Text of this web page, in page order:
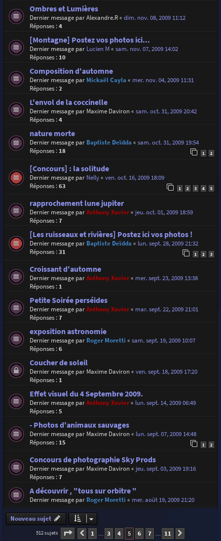
Ombres et Lumières
Dernier message parAlexandre.R« dim. nov. 08, 2009 11:12
Réponses :4
[Montagne] Postez vos photos ici...
Dernier message par Lucien M« sam. nov. 07, 2009 14:02
Réponses : 10
Composition d'automne
Dernier message par Mickaël Cayla « mer. nov. 04, 2009 11:31
Réponses :2
L'envol de la coccinelle
Dernier message par Maxime Daviron« sam. oct. 31, 2009 20:42
Réponses :4
nature morte
Dernier message par Baptiste Deïdda « sam. oct. 31, 2009 19:54
Réponses : 18 1 2
[Concours] : la solitude
Dernier message par Nelly« ven. oct. 16, 2009 18:09
Réponses :63 1 2 3 4 5
rapprochement lune jupiter
Dernier message parAnthony Xavier« jeu. oct. 01, 2009 18:59
Réponses :7
[Les ruisseaux et rivières] Postez ici vos photos !
Dernier message par Baptiste Deïdda « lun. sept. 28, 2009 21:32
Réponses :31 1 2 3
Croissant d'automne
Dernier message parAnthony Xavier« mer. sept. 23, 2009 13:38
Réponses : 1
Petite Soirée perséides
Dernier message parAnthony Xavier« mar. sept. 22, 2009 21:01
Réponses :7
exposition astronomie
Dernier message par Roger Moretti « sam. sept. 19, 2009 10:07
Réponses :6
Coucher de soleil
Dernier message par Maxime Daviron« ven. sept. 18, 2009 17:20
Réponses : 1
Effet visuel du 4 Septembre 2009.
Dernier message parAnthony Xavier« lun. sept. 14, 2009 06:49
Réponses :5
- Photos d'animaux sauvages
Dernier message par Maxime Daviron« lun. sept. 07, 2009 14:48
Réponses : 15 1 2
Concours de photographie Sky Prods
Dernier message par Maxime Daviron« jeu. sept. 03, 2009 19:16
Réponses :7
A découvrir , "tous sur orbitre "
Dernier message par Roger Moretti « mer. août 19, 2009 21:20
Nouveau sujet
512 sujets Page 5sur 11
Précédente
1 … 3 4 5 6 7 … 11